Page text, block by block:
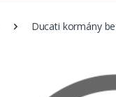
Ducati kormány